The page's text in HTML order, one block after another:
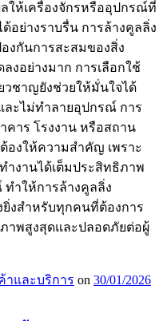
ให้เครื่องจักรหรืออุปกรณ์ที่
อย่างราบรื่น การล้างคูลลิ่ง
องกันการสะสมของสิ่ง
งอย่างมาก การเลือกใช้
วชาญยังช่วยให้มั่นใจได้
ละไม่ทำลายอุปกรณ์ การ
คาร โรงงาน หรือสถาน
องให้ความสำคัญ เพราะ
ำงานได้เต็มประสิทธิภาพ
ำให้การล้างคูลลิ่ง
ยิ่งสำหรับทุกคนที่ต้องการ
าพสูงสุดและปลอดภัยต่อผู้
าและบริการ on 30/01/2026